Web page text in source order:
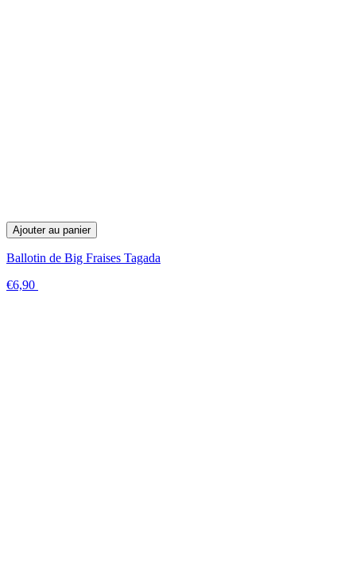
Ajouter au panier
Ballotin de Big Fraises Tagada
€6,90